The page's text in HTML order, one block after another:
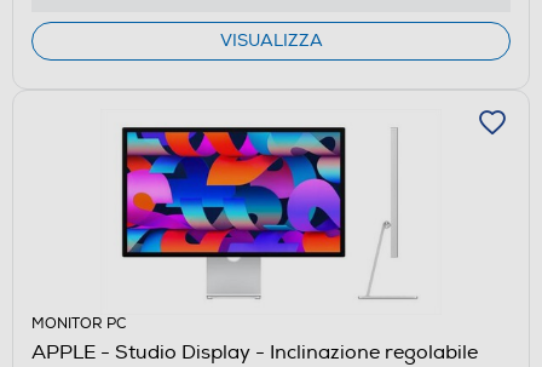
VISUALIZZA
MONITOR PC
APPLE - Studio Display - Inclinazione regolabile